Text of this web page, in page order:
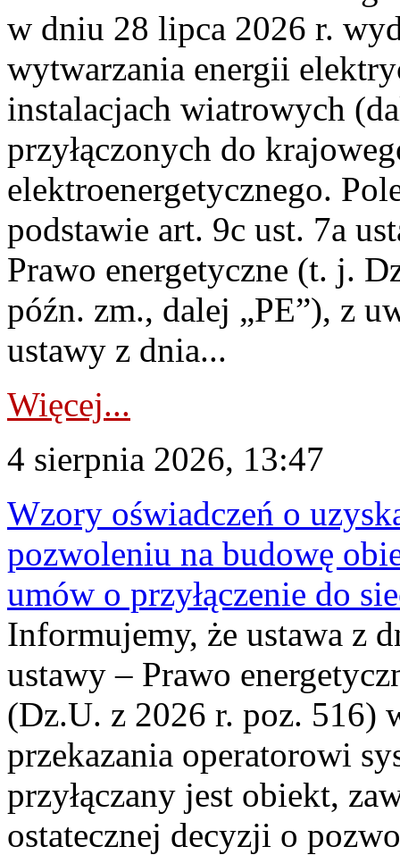
w dniu 28 lipca 2026 r.
wytwarzania energii
instalacjach wiatrowych
przyłączonych do
elektroenergetycznego.
podstawie art. 9c ust. 7a
Prawo energetyczne (t. j.
późn. zm., dalej „PE”), z
ustawy z dnia...
Więcej...
4 sierpnia 2026, 13:47
Wzory oświadczeń o
pozwoleniu na budowę
umów o przyłączenie do
Informujemy, że ustawa z
ustawy – Prawo
(Dz.U. z 2026 r. poz. 516)
przekazania operatorowi
przyłączany jest obiekt,
ostatecznej decyzji o